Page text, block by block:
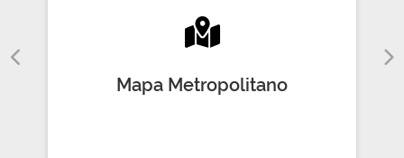
Mapa Metropolitano